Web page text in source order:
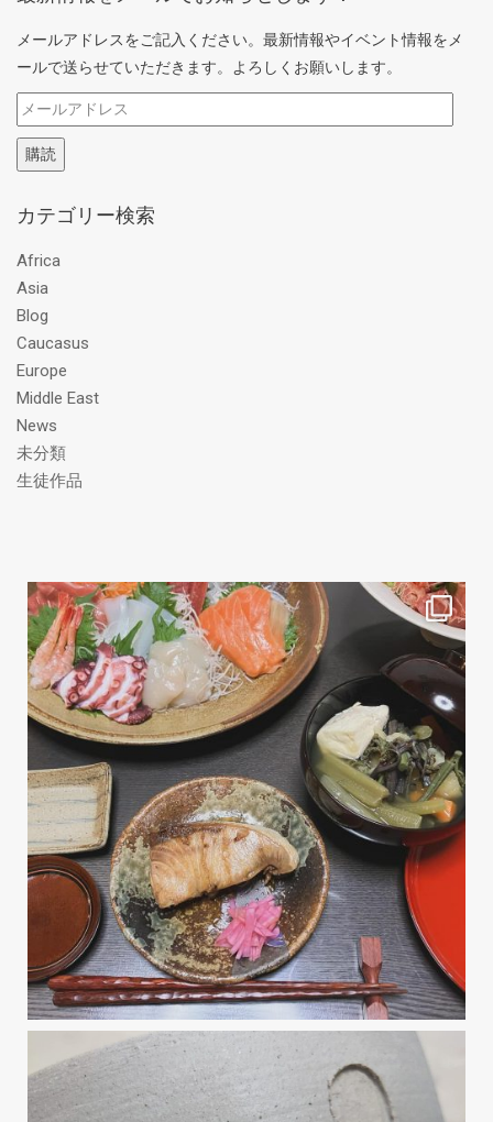
メールアドレスをご記入ください。最新情報やイベント情報をメ
ールで送らせていただきます。よろしくお願いします。
メ
ー
ル
ド
ス
購読
カテゴリー検索
Africa
Asia
Blog
Caucasus
Europe
Middle East
News
未分類
生徒作品